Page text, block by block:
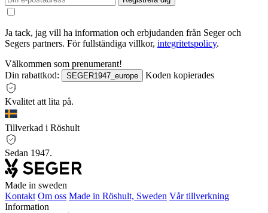
Ja tack, jag vill ha information och erbjudanden från Seger och
Segers partners. För fullständiga villkor, integritetspolicy.
Välkommen som prenumerant!
Din rabattkod:
SEGER1947_europe Koden kopierades
Kvalitet att lita på.
Tillverkad i Röshult
Sedan 1947.
Made in sweden
Kontakt Om oss Made in Röshult, Sweden Vår tillverkning
Information